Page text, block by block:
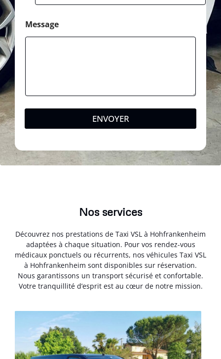
Message
ENVOYER
Nos services
Découvrez nos prestations de Taxi VSL à Hohfrankenheim
adaptées à chaque situation. Pour vos rendez-vous
médicaux ponctuels ou récurrents, nos véhicules Taxi VSL
à Hohfrankenheim sont disponibles sur réservation.
Nous garantissons un transport sécurisé et confortable.
Votre tranquillité d’esprit est au cœur de notre mission.